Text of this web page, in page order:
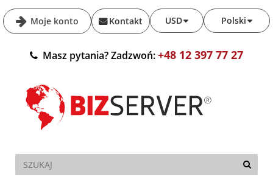
Moje konto Polski
USD
Kontakt
Masz pytania? Zadzwoń:+48 12 397 77 27